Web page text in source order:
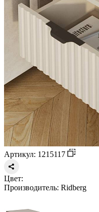
Артикул: 1215117
Цвет:
Производитель: Ridberg